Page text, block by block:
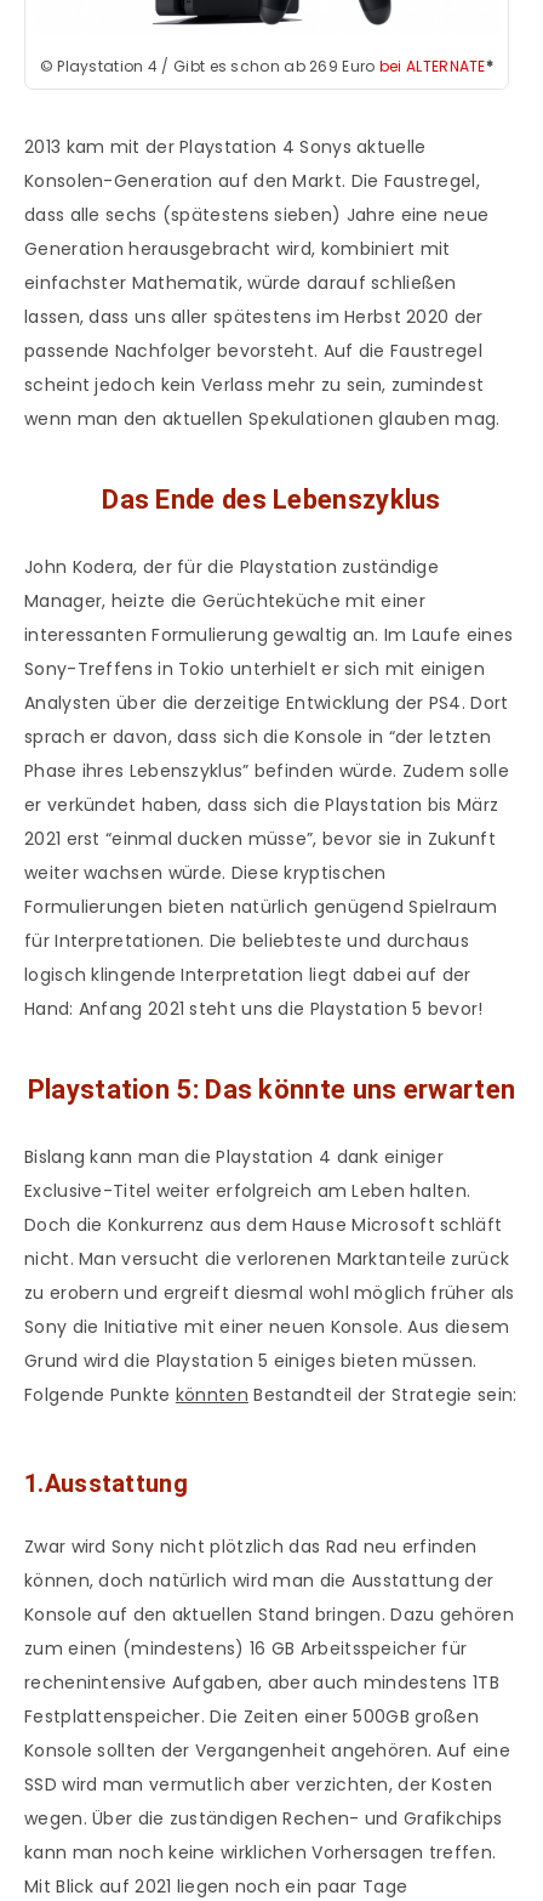
©Playstation 4 / Gibt es schon ab 269 Euro bei ALTERNATE*
2013 kam mit der Playstation 4 Sonys aktuelle
Konsolen-Generation auf den Markt. Die Faustregel,
dass alle sechs (spätestens sieben) Jahre eine neue
Generation herausgebracht wird, kombiniert mit
einfachster Mathematik, würde darauf schließen
lassen, dass uns aller spätestens im Herbst 2020 der
passende Nachfolger bevorsteht. Auf die Faustregel
scheint jedoch kein Verlass mehr zu sein, zumindest
wenn man den aktuellen Spekulationen glauben mag.
Das Ende des Lebenszyklus
John Kodera, der für die Playstation zuständige
Manager, heizte die Gerüchteküche mit einer
interessanten Formulierung gewaltig an. Im Laufe eines
Sony-Treffens in Tokio unterhielt er sich mit einigen
Analysten über die derzeitige Entwicklung der PS4. Dort
sprach er davon, dass sich die Konsole in “der letzten
Phase ihres Lebenszyklus” befinden würde. Zudem solle
er verkündet haben, dass sich die Playstation bis März
2021 erst “einmal ducken müsse”, bevor sie in Zukunft
weiter wachsen würde. Diese kryptischen
Formulierungen bieten natürlich genügend Spielraum
für Interpretationen. Die beliebteste und durchaus
logisch klingende Interpretation liegt dabei auf der
Hand: Anfang 2021 steht uns die Playstation 5 bevor!
Playstation 5: Das könnte uns erwarten
Bislang kann man die Playstation 4 dank einiger
Exclusive-Titel weiter erfolgreich am Leben halten.
Doch die Konkurrenz aus dem Hause Microsoft schläft
nicht. Man versucht die verlorenen Marktanteile zurück
zu erobern und ergreift diesmal wohl möglich früher als
Sony die Initiative mit einer neuen Konsole. Aus diesem
Grund wird die Playstation 5 einiges bieten müssen.
Folgende Punkte könnten Bestandteil der Strategie sein:
1.Ausstattung
Zwar wird Sony nicht plötzlich das Rad neu erfinden
können, doch natürlich wird man die Ausstattung der
Konsole auf den aktuellen Stand bringen. Dazu gehören
zum einen (mindestens) 16 GB Arbeitsspeicher für
rechenintensive Aufgaben, aber auch mindestens 1TB
Festplattenspeicher. Die Zeiten einer 500GB großen
Konsole sollten der Vergangenheit angehören. Auf eine
SSD wird man vermutlich aber verzichten, der Kosten
wegen. Über die zuständigen Rechen- und Grafikchips
kann man noch keine wirklichen Vorhersagen treffen.
Mit Blick auf 2021 liegen noch ein paar Tage